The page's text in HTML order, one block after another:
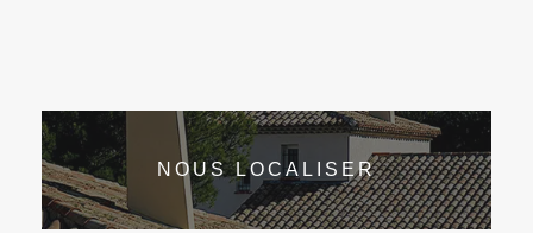
NOUS LOCALISER